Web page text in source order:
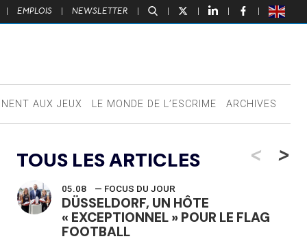
| EMPLOIS | NEWSLETTER | | | | |
AUX JEUX LE MONDE DE L’ESCRIME ARCHIVES
TOUS LES ARTICLES <
05.08 — FOCUS DU JOUR
DÜSSELDORF, UN HÔTE
« EXCEPTIONNEL » POUR LE FLAG
FOOTBALL
>